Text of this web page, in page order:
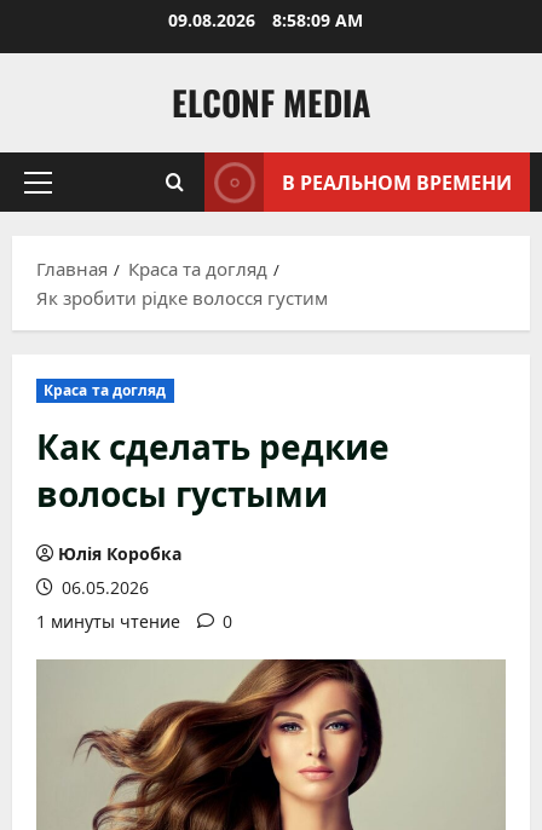
09.08.2026 8:58:10 AM
ELCONF MEDIA
Основное
В РЕАЛЬНОМ ВРЕМЕНИ
Главная
Краса та догляд
Як зробити рідке волосся густим
Краса та догляд
Как сделать редкие
волосы густыми
Юлія Коробка
06.05.2026
1 минуты чтение
0